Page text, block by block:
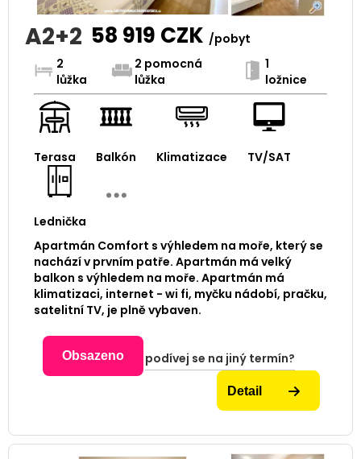
A2+2 58 919 CZK /pobyt
2
lůžka
2 pomocná
lůžka
1
ložnice
Terasa Balkón Klimatizace TV/SAT
Lednička
Apartmán Comfort s výhledem na moře, který se
nachází v prvním patře. Apartmán má velký
balkon s výhledem na moře. Apartmán má
klimatizaci, internet - wi fi, myčku nádobí, pračku,
satelitní TV, je plně vybaven.
Obsazeno podívej se na jiný termín?
Detail